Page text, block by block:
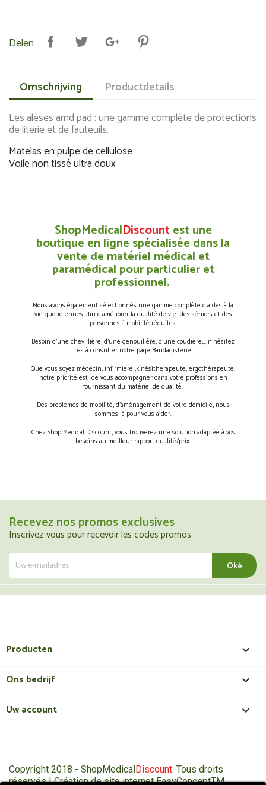
Delen
Omschrijving Productdetails
Les alèses amd pad : une gamme complète de protections
de literie et de fauteuils.
Matelas en pulpe de cellulose
Voile non tissé ultra doux
ShopMedicalDiscountest une
boutique en ligne spécialisée dans la
vente de matériel médical et
paramédical pour particulier et
professionnel.
Nous avons également sélectionnés une gamme complète d’aides à la
vie quotidiennes afin d’améliorer la qualité de vie des séniors et des
personnes à mobilité réduites.
Besoin d’une chevillière, d’une genouillère, d’une coudière,… n’hésitez
pas à consulter notre page Bandagisterie.
Que vous soyez médecin, infirmière ,kinésithérapeute, ergothérapeute,
notre priorité est de vous accompagner dans votre professions en
fournissant du matériel de qualité.
Des problèmes de mobilité, d’aménagement de votre domicile, nous
sommes là pour vous aider.
Chez Shop Medical Discount, vous trouverez une solution adaptée à vos
besoins au meilleur rapport qualité/prix.
Recevez nos promos exclusives
Inscrivez-vous pour recevoir les codes promos
Producten 
Ons bedrijf 
Uw account 
Copyright 2018 - ShopMedicalDiscount. Tous droits
réservés | Création de site internet EasyConceptTM